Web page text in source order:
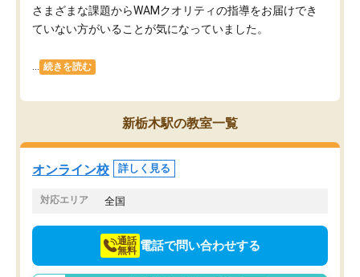
さまざまな課題からWAMクオリティの指導をお届けでき
ていない方がいることが気になっていました。
続きを読む
新栃木駅の教室一覧
オンライン校 詳しく見る
対応エリア 全国
通話
無料 電話で問い合わせする